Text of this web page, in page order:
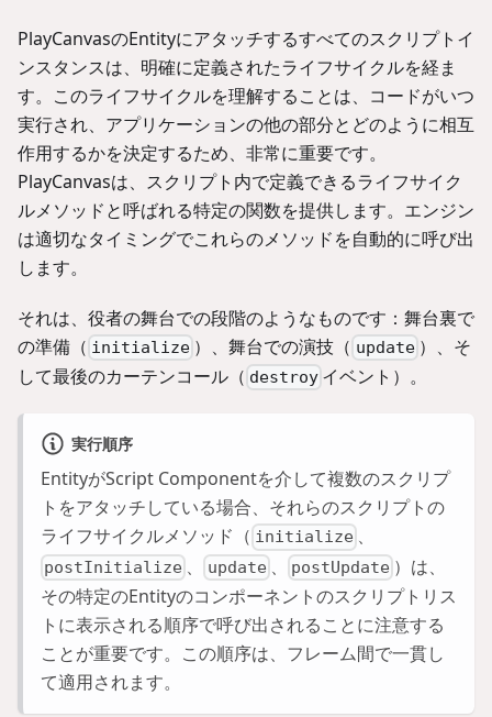
PlayCanvasのEntityにアタッチするすべてのスクリプトイ
ンスタンスは、明確に定義されたライフサイクルを経ま
す。このライフサイクルを理解することは、コードがいつ
実行され、アプリケーションの他の部分とどのように相互
作用するかを決定するため、非常に重要です。
PlayCanvasは、スクリプト内で定義できるライフサイク
ルメソッドと呼ばれる特定の関数を提供します。エンジン
は適切なタイミングでこれらのメソッドを自動的に呼び出
します。
それは、役者の舞台での段階のようなものです：舞台裏で
の準備（ initialize ）、舞台での演技（ update ）、そ
して最後のカーテンコール（ destroy イベント）。
実行順序
EntityがScript Componentを介して複数のスクリプ
トをアタッチしている場合、それらのスクリプトの
ライフサイクルメソッド（ initialize 、
postInitialize 、 update、 postUpdate ）は、
その特定のEntityのコンポーネントのスクリプトリス
トに表示される順序で呼び出されることに注意する
ことが重要です。この順序は、フレーム間で一貫し
て適用されます。